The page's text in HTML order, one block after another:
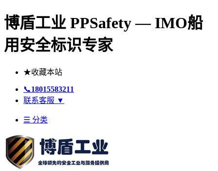
博盾工业 PPSafety — IMO船
用安全标识专家
★收藏本站
📞18015583211
联系客服 ▼
☰ 分类